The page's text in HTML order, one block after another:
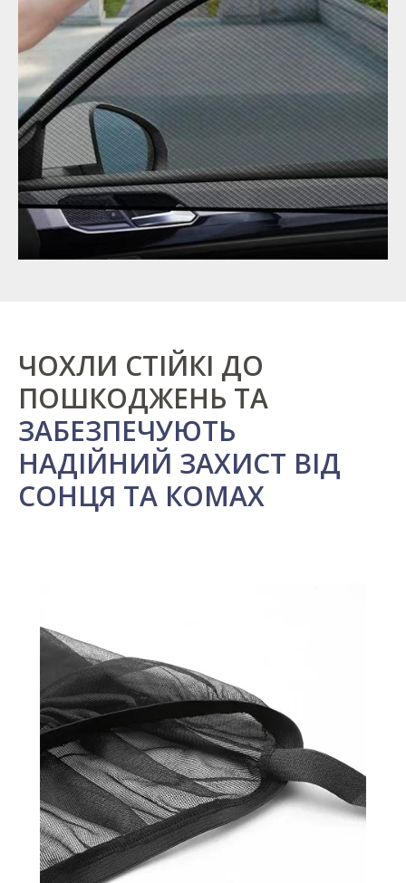
ЧОХЛИ СТІЙКІ ДО
ПОШКОДЖЕНЬ ТА
ЗАБЕЗПЕЧУЮТЬ
НАДІЙНИЙ ЗАХИСТ ВІД
СОНЦЯ ТА КОМАХ